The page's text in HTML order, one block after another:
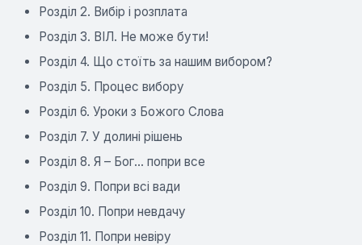
Розділ 2. Вибір і розплата
Розділ 3. ВІЛ. Не може бути!
Розділ 4. Що стоїть за нашим вибором?
Розділ 5. Процес вибору
Розділ 6. Уроки з Божого Слова
Розділ 7. У долині рішень
Розділ 8. Я – Бог... попри все
Розділ 9. Попри всі вади
Розділ 10. Попри невдачу
Розділ 11. Попри невіру